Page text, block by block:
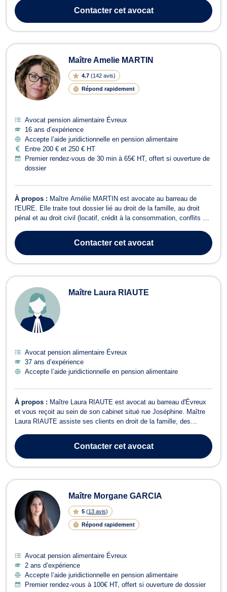
droit de visite et d’hébergement) mais aussi en droit des
successions et dans...Contactercet avocat
Maître Amelie MARTIN
4.7 (142 avis)
Répond rapidement
Avocat pension alimentaire Évreux
16 ans d’expérience
Accepte l’aide juridictionnelle en pension alimentaire
Entre 200 € et 250 € HT
Premier rendez-vous de 30 min à 65€ HT, offert si ouverture de
dossier
À propos : Maître Amélie MARTIN est avocate au barreau de
l'EURE. Elle traite tout dossier lié au droit de la famille, au droit
pénal et au droit civil (locatif, crédit à la consommation, conflits de
divorce et de séparation. Elle assiste les époux depuis le dépôt de
la de...
Contactercet avocat
Maître Laura RIAUTE
Avocat pension alimentaire Évreux
37 ans d’expérience
Accepte l’aide juridictionnelle en pension alimentaire
À propos : Maître Laura RIAUTE est avocat au barreau d'Évreux
et vous reçoit au sein de son cabinet situé rue Joséphine. Maître
Laura RIAUTE assiste ses clients en droit de la famille, des
entre ayants droit, de constitution d'un PACS ou de sa rupture,
d'adoption, d'état ...
Contactercet avocat
Maître Morgane GARCIA
5 (13 avis)
Répond rapidement
Avocat pension alimentaire Évreux
2 ans d’expérience
Accepte l’aide juridictionnelle en pension alimentaire
Premier rendez-vous à 100€ HT, offert si ouverture de dossier